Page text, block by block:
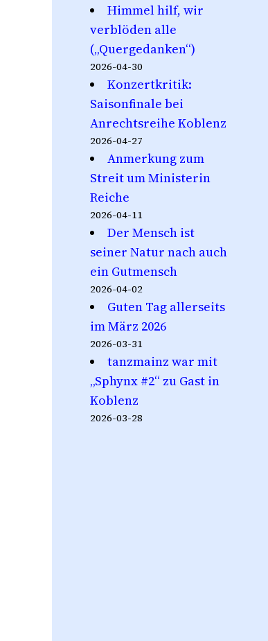
Himmel hilf, wir
verblöden alle
(„Quergedanken“)
2026-04-30
Konzertkritik:
Saisonfinale bei
Anrechtsreihe Koblenz
2026-04-27
Anmerkung zum
Streit um Ministerin
Reiche
2026-04-11
Der Mensch ist
seiner Natur nach auch
ein Gutmensch
2026-04-02
Guten Tag allerseits
im März 2026
2026-03-31
tanzmainz war mit
„Sphynx #2“ zu Gast in
Koblenz
2026-03-28